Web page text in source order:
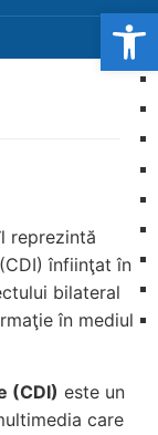
reprezintă
înfiinţat în
bilateral
în mediul
(CDI) este un
care